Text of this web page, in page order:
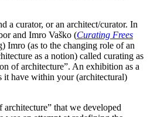
a curator, or an architect/curator. In
and Imro Vaško (Curating Frees
Imro (as to the changing role of an
as a notion) called curating as
of architecture”. An exhibition as a
it have within your (architectural)
architecture” that we developed